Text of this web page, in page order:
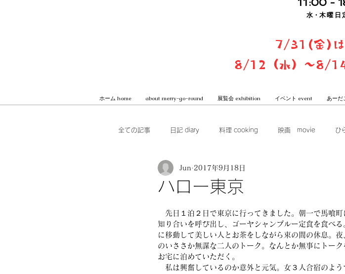
11 :00 -
水・ 木曜日
7/31(金)は
8/12（水）〜8/14
ホーム home about merry-go-round 展覧会 exhibition イベント event あーだ
全ての記事 日記 diary 料理 cooking 映画 movie ひ
本 books ブッククラブ book club
MilK JAPON, archive 一子と潤のあーだこーだ日記
ハロー東京
Jun 2017年9月18日
先日１泊２日で東京に行ってきました。朝一で馬喰
知り合いを呼び出し、ゴーヤシャンプルー定食を食べ
に移動して美しい人とお茶をしながら束の間の休息。
のいささか無謀な二人のトーク。なんとか無事にトー
お宅に泊めていただく。
私は興奮しているのか意外と元気。女３人合宿のよう